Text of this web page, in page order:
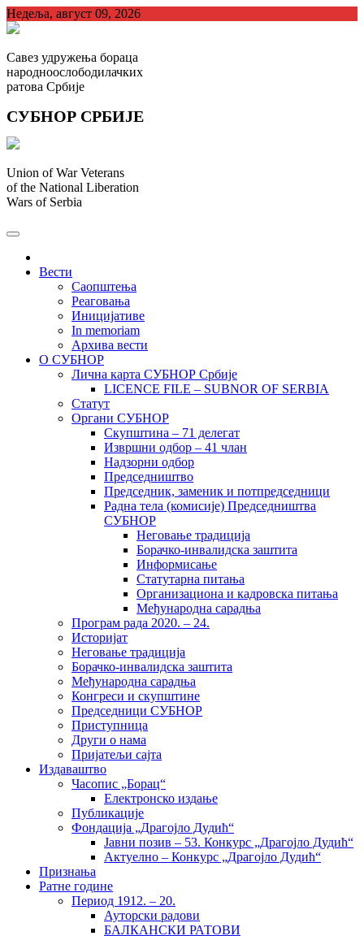
Skip
to
Недеља, август 09, 2026
Савез удружења бораца
народноослободилачких
ратова Србије
СУБНОР СРБИЈЕ
Union of War Veterans
of the National Liberation
Wars of Serbia
Вести
Саопштења
Реаговања
Иницијативе
In memoriam
Архива вести
О СУБНОР
Лична карта СУБНОР Србије
LICENCE FILE – SUBNOR OF SERBIA
Статут
Органи СУБНОР
Скупштина – 71 делегат
Извршни одбор – 41 члан
Надзорни одбор
Председништво
Председник, заменик и потпредседници
Радна тела (комисије) Председништва
СУБНОР
Неговање традиција
Борачко-инвалидска заштита
Информисање
Статутарна питања
Организациона и кадровска питања
Међународна сарадња
Програм рада 2020. – 24.
Историјат
Неговање традиција
Борачко-инвалидска заштита
Међународна сарадња
Конгреси и скупштине
Председници СУБНОР
Приступница
Други о нама
Пријатељи сајта
Издаваштво
Часопис „Борац“
Електронско издање
Публикације
Фондација „Драгојло Дудић“
Јавни позив – 53. Конкурс „Драгојло Дудић“
Актуелно – Конкурс „Драгојло Дудић“
Признања
Ратне године
Период 1912. – 20.
Ауторски радови
БАЛКАНСКИ РАТОВИ